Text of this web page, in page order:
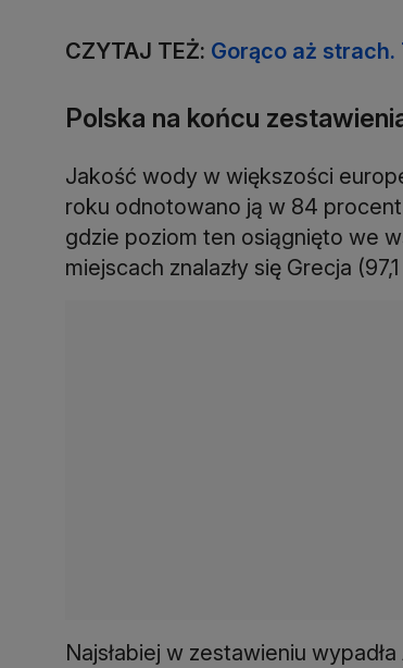
CZYTAJ TEŻ: Gorąco aż
Polska na końcu
Jakość wody w większości
roku odnotowano ją w 84
gdzie poziom ten osiągnięto we
miejscach znalazły się Grecja
Najsłabiej w zestawieniu